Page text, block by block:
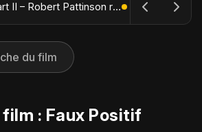
The Batman : Part II – Robert Pattinson replonge dans les ténèbres de Gotham dès octobre 2027
du film
: Faux Positif